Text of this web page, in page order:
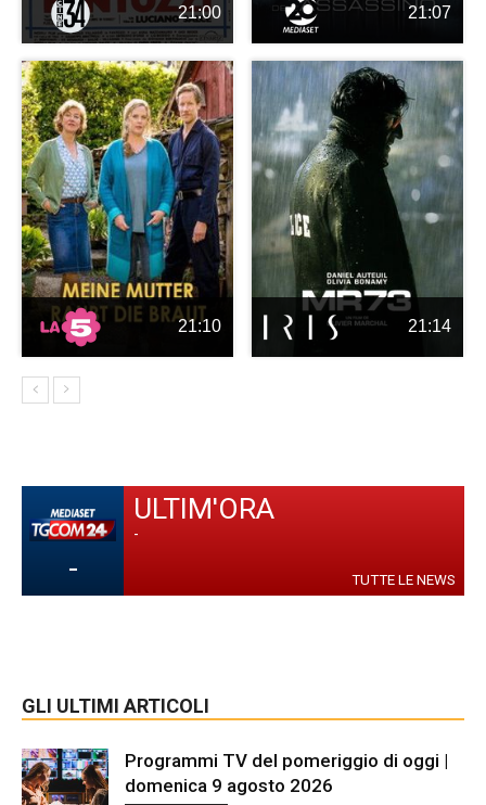
21:00 21:07
21:10 21:14
-
ULTIM'ORA
-
TUTTE LE NEWS
GLI ULTIMI ARTICOLI
Programmi TV del pomeriggio di oggi |
domenica 9 agosto 2026